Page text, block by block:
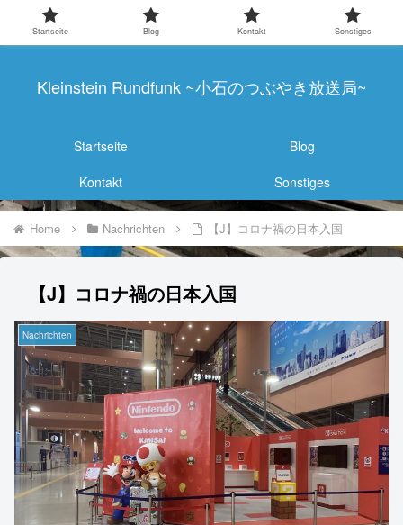
Kleinstein Rundfunk ~小石のつぶやき放送局~
Startseite
Blog
Kontakt
Sonstiges
Home Nachrichten 【J】コロナ禍の日本入国
【J】コロナ禍の日本入国
Nachrichten
Startseite Blog Kontakt Sonstiges